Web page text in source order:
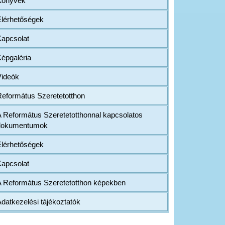
Szeretetotthon
Református Szeretetotthonnal kapcsolatos
Református Szeretetotthon képekben
tájékoztatók